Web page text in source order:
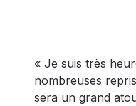
« Je suis très
nombreuses
sera un grand